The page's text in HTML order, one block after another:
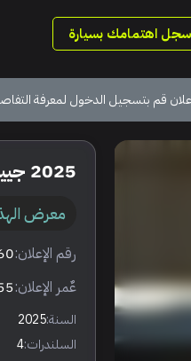
سجل اهتمامك بسيارة
قم بتسجيل الدخول لمعرفة
2025 جييب رانجلر ربيكون
معرض
رقم الإعلان:
عٌمر الإعلان:55
السنة:2025
السلندرات:4